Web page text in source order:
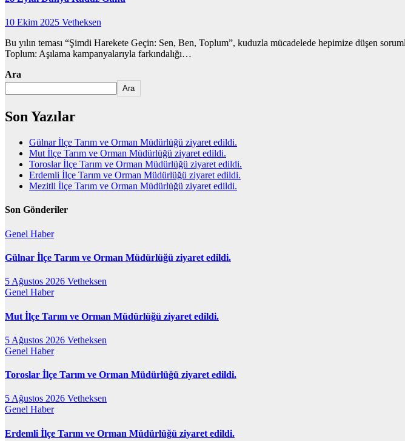
10 Ekim 2025 Vetheksen
Bu yılın teması “Şimdi Harekete Geçin: Sen, Ben, Toplum”, kuduzla mücadelede hepimize düşen
Toplum: Aşılama kampanyalarıyla farkındalığı…
Ara
Ara
Son Yazılar
Gülnar İlçe Tarım ve Orman Müdürlüğü ziyaret edildi.
Mut İlçe Tarım ve Orman Müdürlüğü ziyaret edildi.
Toroslar İlçe Tarım ve Orman Müdürlüğü ziyaret edildi.
Erdemli İlçe Tarım ve Orman Müdürlüğü ziyaret edildi.
Mezitli İlçe Tarım ve Orman Müdürlüğü ziyaret edildi.
Son Gönderiler
Genel Haber
Gülnar İlçe Tarım ve Orman Müdürlüğü ziyaret edildi.
5 Ağustos 2026 Vetheksen
Genel Haber
Mut İlçe Tarım ve Orman Müdürlüğü ziyaret edildi.
5 Ağustos 2026 Vetheksen
Genel Haber
Toroslar İlçe Tarım ve Orman Müdürlüğü ziyaret edildi.
5 Ağustos 2026 Vetheksen
Genel Haber
Erdemli İlçe Tarım ve Orman Müdürlüğü ziyaret edildi.